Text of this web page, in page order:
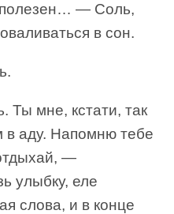
полезен… — Соль,
в сон.
Ты мне, кстати, так
в аду. Напомню тебе
—
улыбку, еле
слова, и в конце